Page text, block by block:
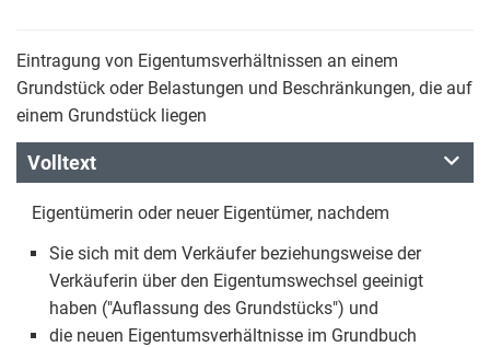
Eintragung von Eigentumsverhältnissen an einem
Grundstück oder Belastungen und Beschränkungen, die auf
einem Grundstück liegen
Volltext
Eigentümerin oder neuer Eigentümer, nachdem
Sie sich mit dem Verkäufer beziehungsweise der
Verkäuferin über den Eigentumswechsel geeinigt
haben ("Auflassung des Grundstücks") und
die neuen Eigentumsverhältnisse im Grundbuch